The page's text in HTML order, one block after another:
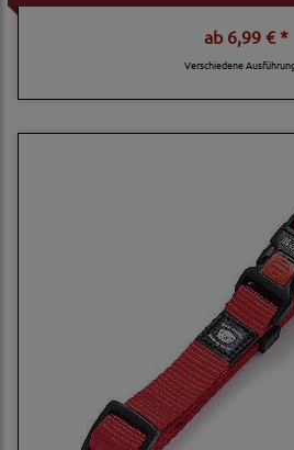
ab6,99 € *
Verschiedene